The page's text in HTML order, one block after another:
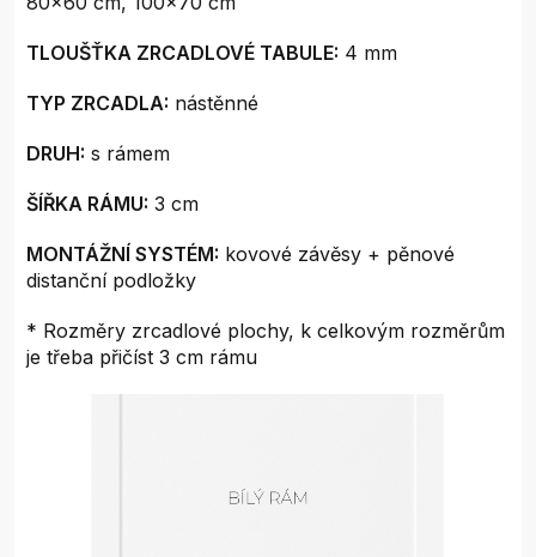
TLOUŠŤKA ZRCADLOVÉ TABULE: 4 mm
TYP ZRCADLA: nástěnné
DRUH: s rámem
ŠÍŘKA RÁMU: 3 cm
MONTÁŽNÍ SYSTÉM: kovové závěsy + pěnové
distanční podložky
* Rozměry zrcadlové plochy, k celkovým rozměrům
je třeba přičíst 3 cm rámu